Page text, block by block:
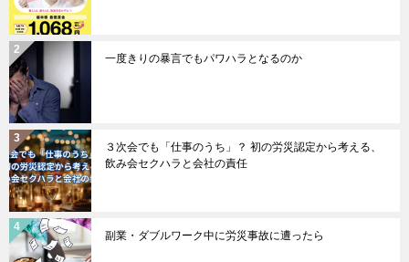
一度きりの暴言でもパワハラとなるのか
３次会でも「仕事のうち」？ 初の労災認定から考える、
飲み会セクハラと会社の責任
副業・ダブルワーク中に労災事故に遭ったら